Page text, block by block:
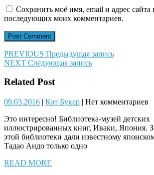
Сохранить моё имя, email и адрес сайта
последующих моих комментариев.
Навигация
по
записям
PREVIOUS Предыдущая
запись:
Предыдущая запись
NEXT Следующая
Следующая запись
Related Post
09.03.201609.03.2016
| Кот БукерКот
| Нет комментариев
Это интересно! Библиотека-музей детских
иллюстрированных книг, Иваки, Япония.
этой библиотеки дали известному
Тадао Андо только одно
READ MORE